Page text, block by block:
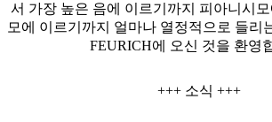
서 가장 높은 음에 이르기까지 피아니시모
모에 이르기까지 얼마나 열정적으로 들리
FEURICH에 오신 것을 환영
+++ 소식 +++